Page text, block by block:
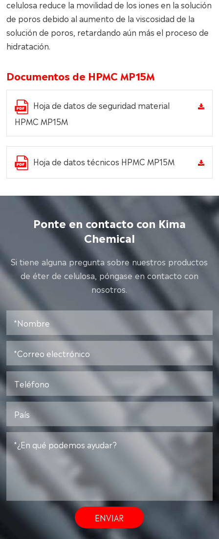
celulosa reduce la movilidad de los iones en la solución
de poros debido al aumento de la viscosidad de la
solución de poros, retardando aún más el proceso de
hidratación.
Documentos de HPMC MP15M
Hoja de datos de seguridad material
HPMC MP15M
Hoja de datos técnicos HPMC MP15M
Ponte en contacto con Kima
Chemical
Si tiene alguna pregunta sobre nuestros productos
de éter de celulosa, póngase en contacto con
nosotros.
ENVIAR